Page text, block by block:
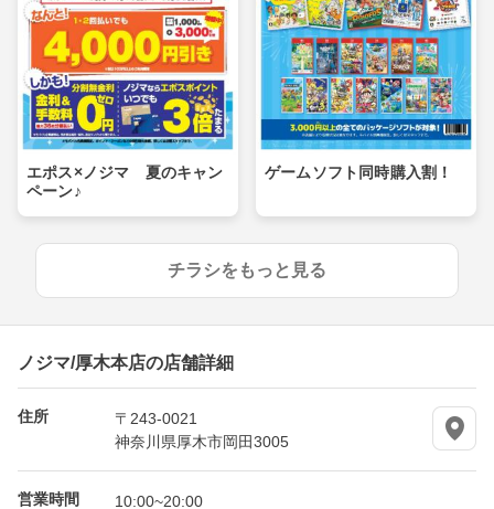
エポス×ノジマ 夏のキャン
ペーン♪
ゲームソフト同時購入割！
チラシをもっと見る
ノジマ/厚木本店の店舗詳細
住所
〒243-0021
神奈川県厚木市岡田3005
営業時間 10:00~20:00